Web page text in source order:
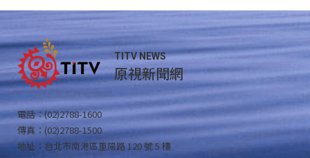
TITV NEWS
原視新聞網
電話：(02)2788-1600
傳真：(02)2788-1500
地址：台北市南港區重陽路 120 號 5 樓